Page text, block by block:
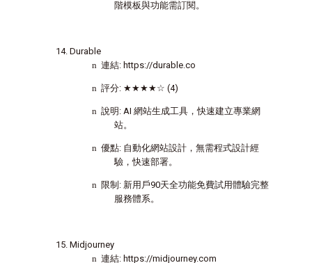
階模板與功能需訂閱。
Durable
n 連結: https://durable.co
n 評分: ★★★★☆ (4)
n 說明: AI 網站生成工具，快速建立專業網
站。
n 優點: 自動化網站設計，無需程式設計經
驗，快速部署。
n 限制: 新用戶90天全功能免費試用體驗完整
服務體系。
Midjourney
n 連結: https://midjourney.com